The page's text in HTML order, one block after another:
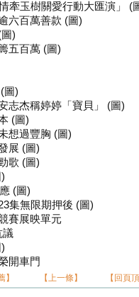
牽玉樹關愛行動大匯演」 (
六百萬善款 (圖)
)
五百萬 (圖)
圖)
志杰稱婷婷「寶貝」 (圖)
(圖)
想過豐胸 (圖)
展 (圖)
歌 (圖)
(圖)
集無限期押後 (圖)
賽展映單元
議
開車門
】 【上一條】 【回頁